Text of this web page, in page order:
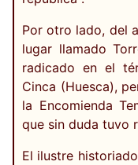
Por otro lado, del
lugar llamado
radicado en el
Cinca (Huesca),
la Encomienda
que sin duda tuvo
El ilustre